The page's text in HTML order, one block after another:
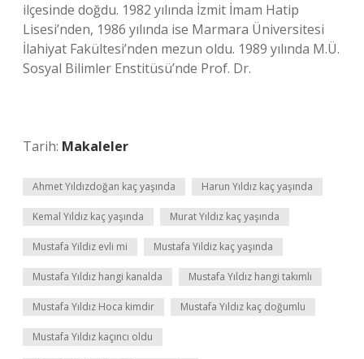
ilçesinde doğdu. 1982 yılında İzmit İmam Hatip
Lisesi’nden, 1986 yılında ise Marmara Üniversitesi
İlahiyat Fakültesi’nden mezun oldu. 1989 yılında M.Ü.
Sosyal Bilimler Enstitüsü’nde Prof. Dr.
Tarih: Makaleler
Ahmet Yıldızdoğan kaç yaşında Harun Yıldız kaç yaşında
Kemal Yıldız kaç yaşında Murat Yıldız kaç yaşında
Mustafa Yildiz evli mi Mustafa Yildiz kaç yaşında
Mustafa Yıldız hangi kanalda Mustafa Yıldız hangi takımlı
Mustafa Yıldız Hoca kimdir Mustafa Yıldız kaç doğumlu
Mustafa Yıldız kaçıncı oldu